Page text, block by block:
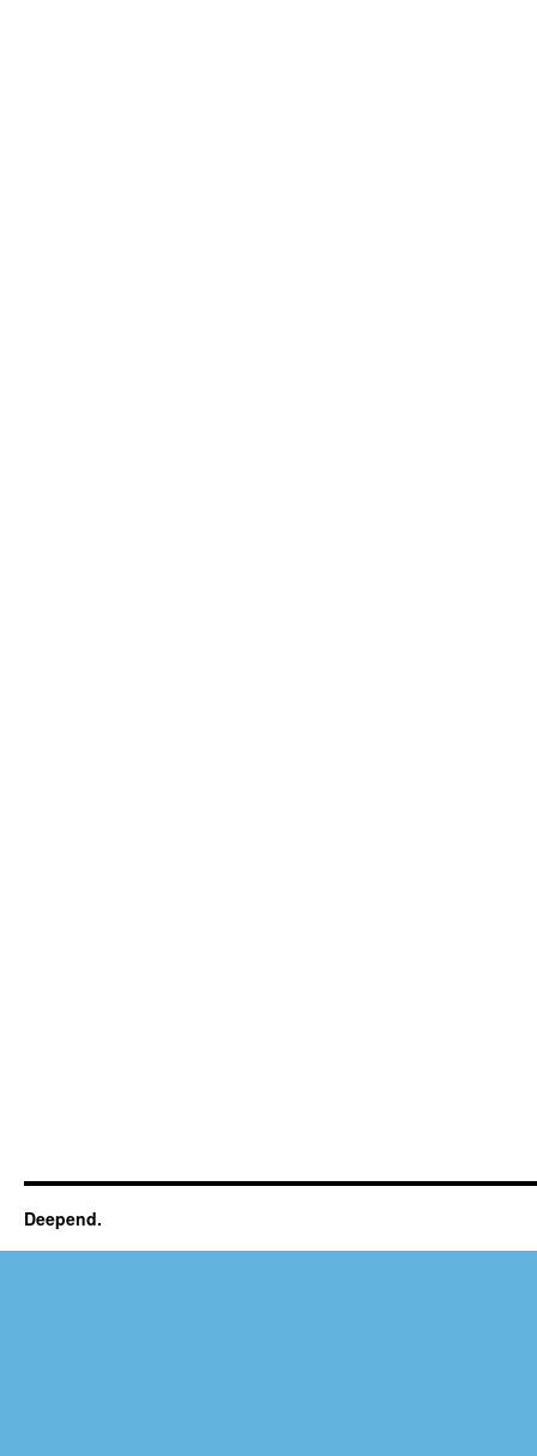
Deepend.